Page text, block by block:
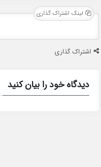
لینک اشتراک گذاری
اشتراک گذاری
دیدگاه خود را بیان کنید